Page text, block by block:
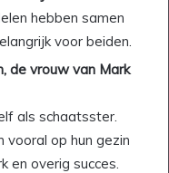
hebben samen
voor beiden.
de vrouw van Mark
als schaatsster.
vooral op hun gezin
en overig succes.